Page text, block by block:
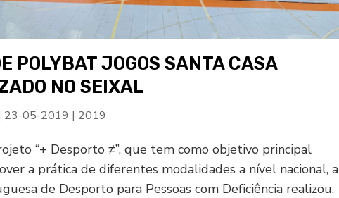
POLYBAT JOGOS SANTA CASA
NO SEIXAL
23-05-2019 | 2019
“+ Desporto ≠”, que tem como objetivo principal
a prática de diferentes modalidades a nível nacional, a
de Desporto para Pessoas com Deficiência realizou,